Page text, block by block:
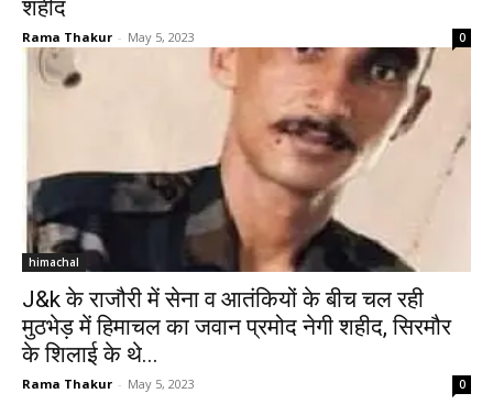
शहीद
Rama Thakur - May 5, 2023 0
himachal
J&k के राजौरी में सेना व आतंकियों के बीच चल रही
मुठभेड़ में हिमाचल का जवान प्रमोद नेगी शहीद, सिरमौर
के शिलाई के थे...
Rama Thakur - May 5, 2023 0